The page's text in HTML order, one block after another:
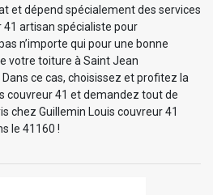
et dépend spécialement des services
41 artisan spécialiste pour
n’importe qui pour une bonne
votre toiture à Saint Jean
ce cas, choisissez et profitez la
couvreur 41 et demandez tout de
chez Guillemin Louis couvreur 41
le 41160 !